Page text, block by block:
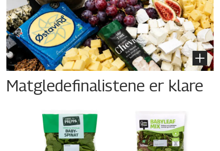
Matgledefinalistene er klare